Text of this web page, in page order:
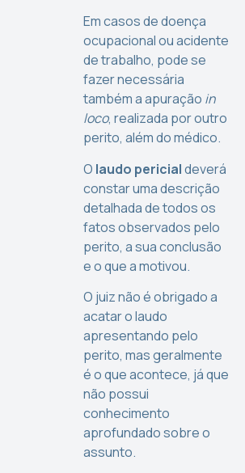
Em casos de doença
ocupacional ou acidente
de trabalho, pode se
fazer necessária
também a apuração in
loco, realizada por outro
perito, além do médico.
O laudo pericialdeverá
constar uma descrição
detalhada de todos os
fatos observados pelo
perito, a sua conclusão
e o que a motivou.
O juiz não é obrigado a
acatar o laudo
apresentando pelo
perito, mas geralmente
é o que acontece, já que
não possui
conhecimento
aprofundado sobre o
assunto.